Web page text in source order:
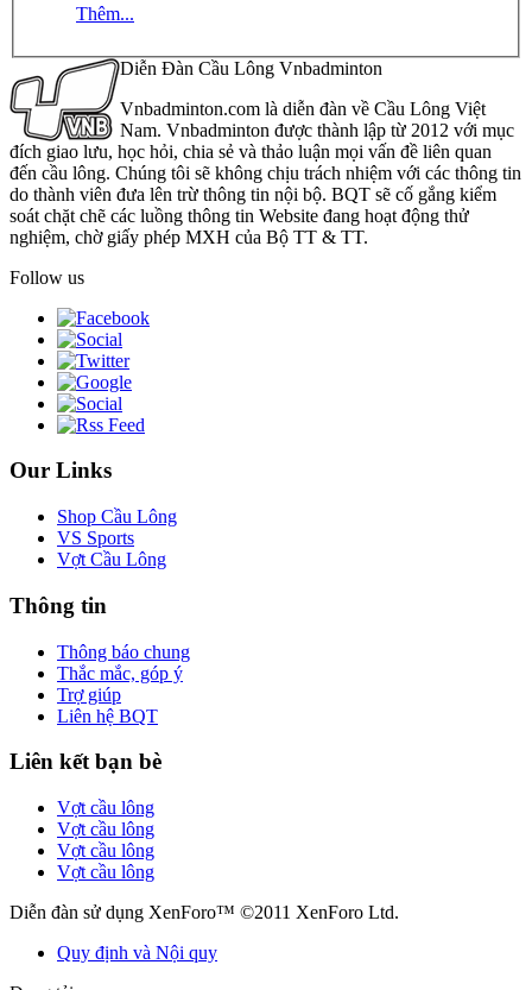
Thêm...
Diễn Đàn Cầu Lông Vnbadminton
Vnbadminton.com là diễn đàn về Cầu Lông Việt
Nam. Vnbadminton được thành lập từ 2012 với mục
đích giao lưu, học hỏi, chia sẻ và thảo luận mọi vấn đề liên quan
đến cầu lông. Chúng tôi sẽ không chịu trách nhiệm với các thông tin
do thành viên đưa lên trừ thông tin nội bộ. BQT sẽ cố gắng kiểm
soát chặt chẽ các luồng thông tin Website đang hoạt động thử
nghiệm, chờ giấy phép MXH của Bộ TT & TT.
Follow us
Our Links
Shop Cầu Lông
VS Sports
Vợt Cầu Lông
Thông tin
Thông báo chung
Thắc mắc, góp ý
Trợ giúp
Liên hệ BQT
Liên kết bạn bè
Vợt cầu lông
Vợt cầu lông
Vợt cầu lông
Vợt cầu lông
Diễn đàn sử dụng XenForo™ ©2011 XenForo Ltd.
Quy định và Nội quy